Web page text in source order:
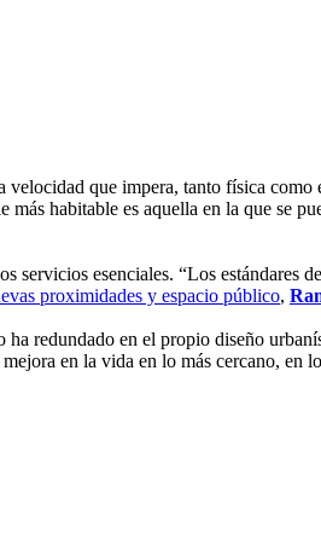
velocidad que impera, tanto física como
habitable es aquella en la que se
servicios esenciales. “Los estándares
proximidades y espacio público,
ha redundado en el propio diseño
en la vida en lo más cercano, en